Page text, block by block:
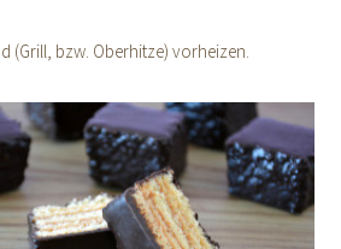
(Grill, bzw. Oberhitze) vorheizen.